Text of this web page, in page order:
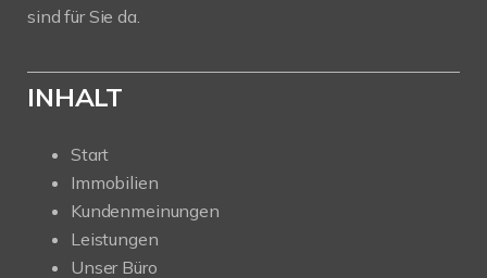
sind für Sie da.
INHALT
Start
Immobilien
Kundenmeinungen
Leistungen
Unser Büro